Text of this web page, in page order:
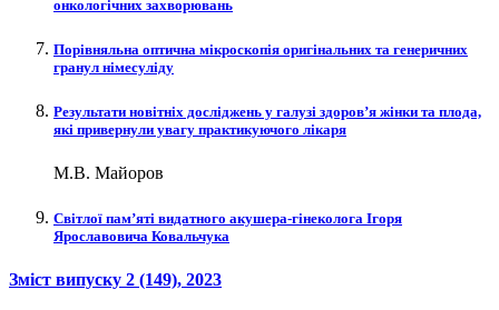
онкологічних захворювань
Порівняльна оптична мікроскопія оригінальних та генеричних
гранул німесуліду
Результати новітніх досліджень у галузі здоров’я жінки та плода,
які привернули увагу практикуючого лікаря
М.В. Майоров
Світлої пам’яті видатного акушера-гінеколога Ігоря
Ярославовича Ковальчука
Зміст випуску 2 (149), 2023